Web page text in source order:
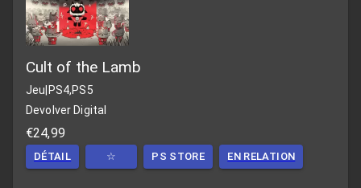
Cult of the Lamb
Jeu PS4,PS5
Devolver Digital
€24,99
DÉTAIL ☆ PS STORE EN RELATION